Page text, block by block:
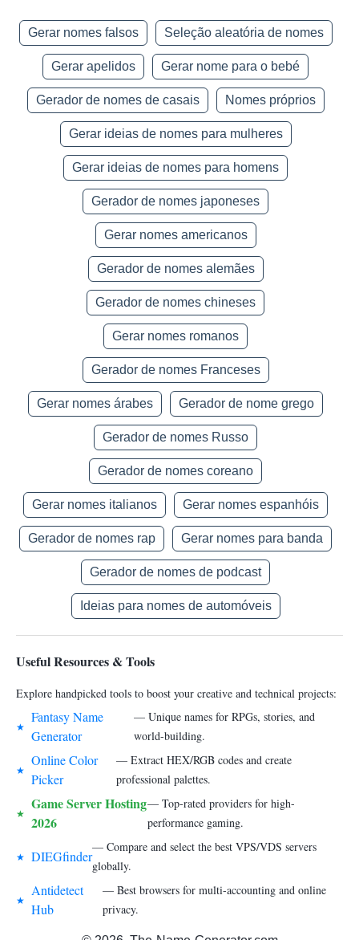
Gerar nomes falsos Seleção aleatória de nomes
Gerar apelidos Gerar nome para o bebé
Gerador de nomes de casais Nomes próprios
Gerar ideias de nomes para mulheres
Gerar ideias de nomes para homens
Gerador de nomes japoneses
Gerar nomes americanos
Gerador de nomes alemães
Gerador de nomes chineses
Gerar nomes romanos
Gerador de nomes Franceses
Gerar nomes árabes Gerador de nome grego
Gerador de nomes Russo
Gerador de nomes coreano
Gerar nomes italianos Gerar nomes espanhóis
Gerador de nomes rap Gerar nomes para banda
Gerador de nomes de podcast
Ideias para nomes de automóveis
Useful Resources & Tools
Explore handpicked tools to boost your creative and technical projects:
★
Fantasy Name
Generator
— Unique names for RPGs, stories, and
world-building.
★
Online Color
Picker
— Extract HEX/RGB codes and create
professional palettes.
★
Game Server Hosting
2026
— Top-rated providers for high-
performance gaming.
★ DIEGfinder
— Compare and select the best VPS/VDS servers
globally.
★
Antidetect
Hub
— Best browsers for multi-accounting and online
privacy.